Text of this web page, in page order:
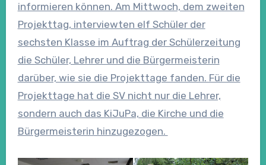
informieren können. Am Mittwoch, dem zweiten
Projekttag, interviewten elf Schüler der
sechsten Klasse im Auftrag der Schülerzeitung
die Schüler, Lehrer und die Bürgermeisterin
darüber, wie sie die Projekttage fanden. Für die
Projekttage hat die SV nicht nur die Lehrer,
sondern auch das KiJuPa, die Kirche und die
Bürgermeisterin hinzugezogen.